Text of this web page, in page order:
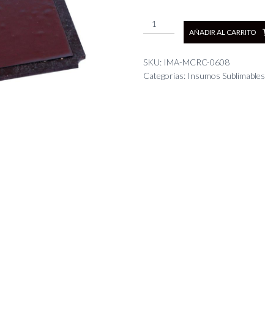
Imán
rectangular
cm
x
AÑADIR AL CARRITO
SKU: IMA-MCRC-0608
Categorías: Insumos Sublimables